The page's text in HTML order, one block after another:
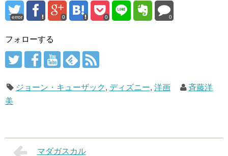
error 0 0 0
フォローする
ジョーン・キューザック , ディズニー, 洋画
斉藤洋
美
マダガスカル